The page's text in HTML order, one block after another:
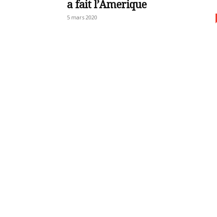
a fait l’Amerique
5 mars 2020